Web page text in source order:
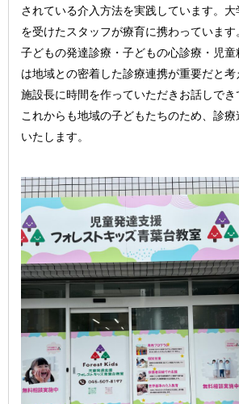
されている介入方法を実践しています。
を受けたスタッフが療育に携わっています
子どもの発達診療・子どもの心診療・児
は地域との密着した診療連携が重要だと考
施設長に時間を作っていただきお話しでき
これからも地域の子どもたちのため、診
いたします。